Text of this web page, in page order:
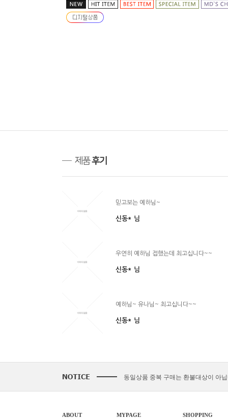
믿고보는 예하님~
신동* 님
우연히 예하님 접했는데 최고십니다~~
신동* 님
예하님~ 유나님~ 최고십니다~~
신동* 님
동일상품 중복 구매는 환불대상이 아
다운로드 실패시 대처법 안내!!!
ABOUT MYPAGE SHOPPING